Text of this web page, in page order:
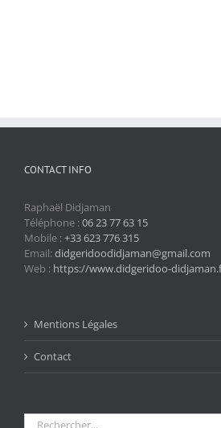
CONTACT INFO
Raphaël Didjaman
Téléphone :06 23 77 63 15
Mobile :+33 623 776 315
Email:didgeridoodidjaman@gmail.com
Web : https://www.didgeridoo-
Mentions Légales
Contact
Rechercher: